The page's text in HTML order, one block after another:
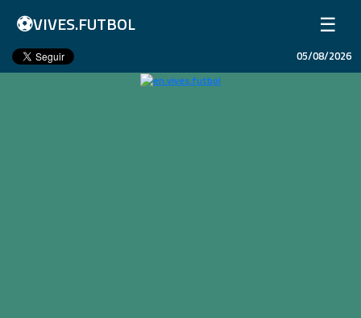
⚽VIVES.FUTBOL ☰
Home
05/08/2026